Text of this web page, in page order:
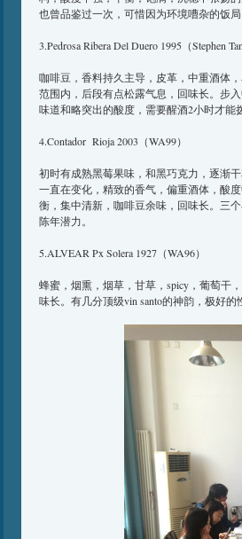
也曾品鉴过一次，可惜因为环境嘈杂的饭
3.Pedrosa Ribera Del Duero 1995（Stephen
咖啡豆，香料持久主导，皮革，中重酒体
范围内，后段有点松露气息，回味长。步
味道和略突出的酸度，需要醒酒2小时才能
4.Contador Rioja 2003（WA99）
初时有成熟黑莓果味，和黑巧克力，逐渐
一直在变化，精致的香气，偏重酒体，酸
衡，集中清新，咖啡豆余味，回味长。三
陈年潜力。
5.ALVEAR Px Solera 1927（WA96）
蜂蜜，烟熏，烟草，甘草，spicy，葡萄干
味长。有几分顶级vin santo的神韵，极好的